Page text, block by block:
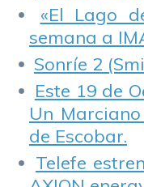
«El Lago
semana a
Sonríe 2
Este 19 de
Un
de Escobar.
Telefe